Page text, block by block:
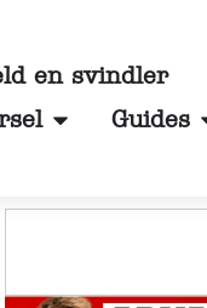
en svindler
Guides